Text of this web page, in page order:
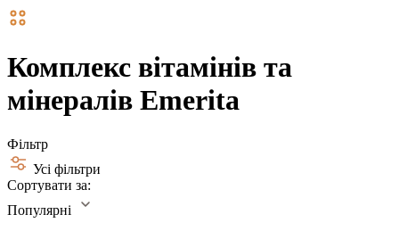
Комплекс вітамінів та
мінералів Emerita
Фільтр
Усі фільтри
Сортувати за:
Популярні